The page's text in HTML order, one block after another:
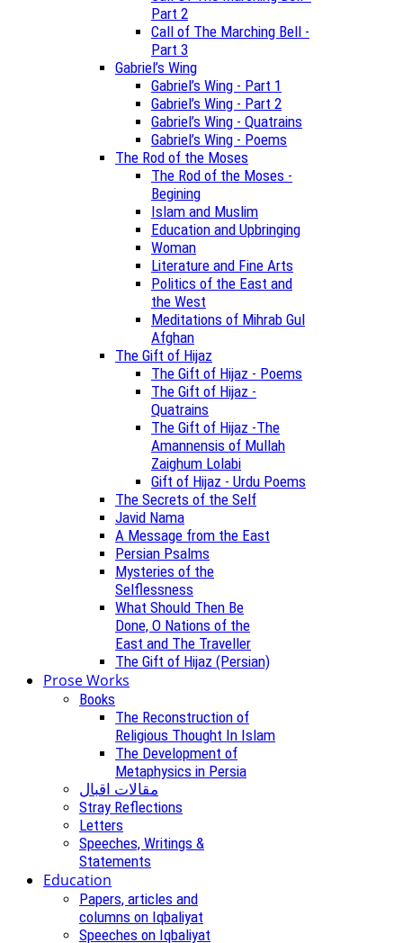
Part 2
Call of The Marching Bell -
Part 3
Gabriel’s Wing
Gabriel’s Wing - Part 1
Gabriel’s Wing - Part 2
Gabriel’s Wing - Quatrains
Gabriel’s Wing - Poems
The Rod of the Moses
The Rod of the Moses -
Begining
Islam and Muslim
Education and Upbringing
Woman
Literature and Fine Arts
Politics of the East and
the West
Meditations of Mihrab Gul
Afghan
The Gift of Hijaz
The Gift of Hijaz - Poems
The Gift of Hijaz -
Quatrains
The Gift of Hijaz -The
Amannensis of Mullah
Zaighum Lolabi
Gift of Hijaz - Urdu Poems
The Secrets of the Self
Javid Nama
A Message from the East
Persian Psalms
Mysteries of the
Selflessness
What Should Then Be
Done, O Nations of the
East and The Traveller
The Gift of Hijaz (Persian)
Prose Works
Books
The Reconstruction of
Religious Thought In Islam
The Development of
Metaphysics in Persia
مقالات اقبال
Stray Reflections
Letters
Speeches, Writings &
Statements
Education
Papers, articles and
columns on Iqbaliyat
Speeches on Iqbaliyat